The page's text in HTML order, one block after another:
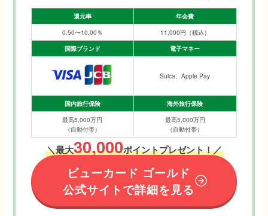
還元率
年会費
0.50〜10.00％
11,000円（税込）
国際ブランド
電子マネー
Suica、Apple Pay
国内旅行保険
海外旅行保険
最高5,000万円
（自動付帯）
最高5,000万円
（自動付帯）
＼最大30,000ポイントプレゼント！／
ビューカード ゴールド
公式サイトで詳細を見る